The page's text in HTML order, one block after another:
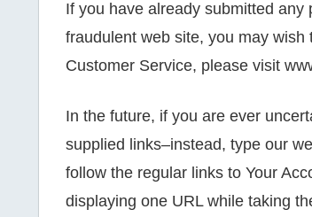
If you have already submitted
fraudulent web site, you may
Customer Service, please visit
In the future, if you are ever
supplied links–instead, type our
follow the regular links to Your
displaying one URL while taking